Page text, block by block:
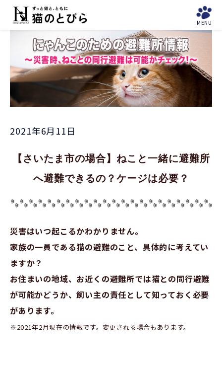
MENU
に
ゃ
ん
難所
「東
京
23
区」
と避
難所
「埼
玉
県」
US
News Donation
2021年6月11日
【さいたま市の場合】ねこと一緒に避難所
へ避難できるの？ケージは必要？
災害はいつ起こるかわかりません。
家族の一員である猫の避難のこと、具体的に考えてい
ますか？
お住まいの地域、お近くの避難所では猫との同行避難
が可能かどうか、飼い主の責任として知っておく必要
があります。
※2021年2月現在の情報です。変更される場合もあります。